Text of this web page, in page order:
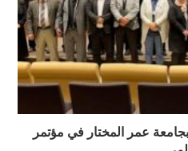
عمر المختار في مؤتمر